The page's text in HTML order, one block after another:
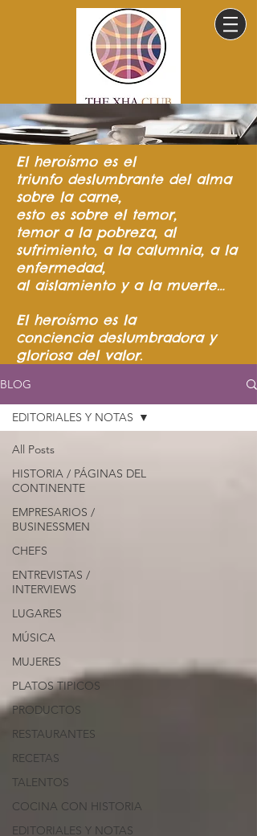
El heroísmo es el
triunfo deslumbrante del alma
sobre la carne,
esto es sobre el temor,
temor a la pobreza, al
sufrimiento, a la calumnia, a la
enfermedad,
al aislamiento y a la muerte…
El heroísmo es la
conciencia deslumbradora y
gloriosa del valor.
BLOG
All Posts
HISTORIA / PÁGINAS DEL
CONTINENTE
EMPRESARIOS /
BUSINESSMEN
CHEFS
ENTREVISTAS /
INTERVIEWS
LUGARES
MÚSICA
MUJERES
PLATOS TIPICOS
PRODUCTOS
RESTAURANTES
RECETAS
TALENTOS
COCINA CON HISTORIA
EDITORIALES Y NOTAS
EDITORIALES Y NOTAS